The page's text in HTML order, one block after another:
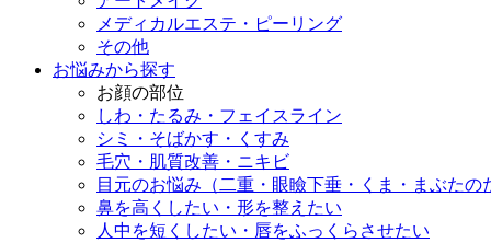
メディカルエステ・ピーリング
その他
お悩みから探す
お顔の部位
しわ・たるみ・フェイスライン
シミ・そばかす・くすみ
毛穴・肌質改善・ニキビ
目元のお悩み（二重・眼瞼下垂・くま・まぶたの
鼻を高くしたい・形を整えたい
人中を短くしたい・唇をふっくらさせたい